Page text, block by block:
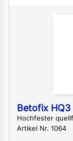
Betofix HQ3
Hochfester
Artikel Nr. 1064